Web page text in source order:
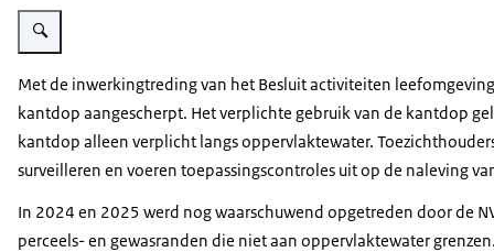
Vergroot afbeelding Veldspuit met kantdop
Met de inwerkingtreding van het Besluit activiteiten
kantdop aangescherpt. Het verplichte gebruik van de kantdop
kantdop alleen verplicht langs oppervlaktewater.
surveilleren en voeren toepassingscontroles uit op de naleving
In 2024 en 2025 werd nog waarschuwend opgetreden door de
perceels- en gewasranden die niet aan oppervlaktewater